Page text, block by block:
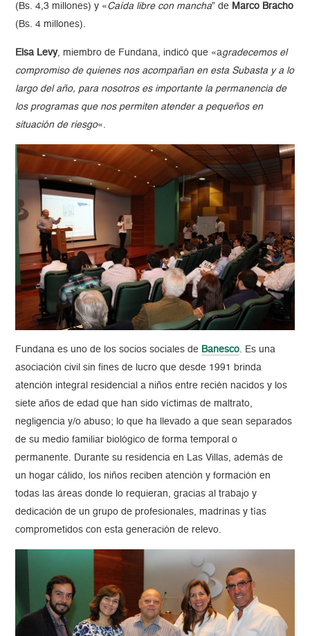
(Bs. 4,3 millones) y «Caída libre con mancha” de Marco Bracho
(Bs. 4 millones).
Elsa Levy, miembro de Fundana, indicó que «agradecemos el
compromiso de quienes nos acompañan en esta Subasta y a lo
largo del año, para nosotros es importante la permanencia de
los programas que nos permiten atender a pequeños en
situación de riesgo«.
Fundana es uno de los socios sociales de Banesco. Es una
asociación civil sin fines de lucro que desde 1991 brinda
atención integral residencial a niños entre recién nacidos y los
siete años de edad que han sido víctimas de maltrato,
negligencia y/o abuso; lo que ha llevado a que sean separados
de su medio familiar biológico de forma temporal o
permanente. Durante su residencia en Las Villas, además de
un hogar cálido, los niños reciben atención y formación en
todas las áreas donde lo requieran, gracias al trabajo y
dedicación de un grupo de profesionales, madrinas y tías
comprometidos con esta generación de relevo.